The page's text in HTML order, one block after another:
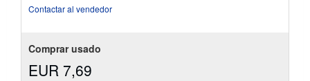
Contactar al vendedor
Comprar usado
EUR 7,69